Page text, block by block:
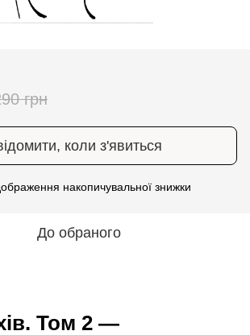
грн
коли з'явиться
накопичувальної знижки
До обраного
Том 2 —